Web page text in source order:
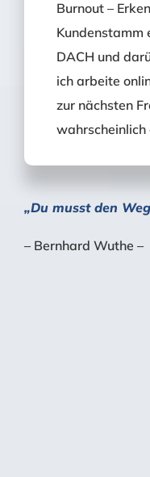
Burnout –
Kundenstamm
DACH und
ich arbeite
zur nächsten
„Du musst den
– Bernhard Wuthe –